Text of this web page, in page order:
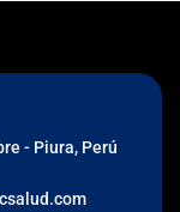
- Piura, Perú